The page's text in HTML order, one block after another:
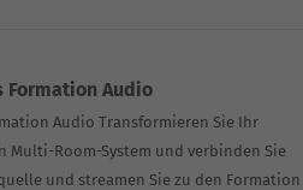
Formation Audio
Audio Transformieren Sie Ihr
Multi-Room-System und verbinden Sie
und streamen Sie zu den Formation